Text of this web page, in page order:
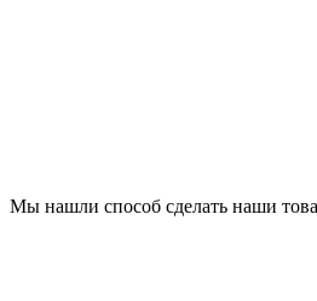
Мы нашли способ сделать наши